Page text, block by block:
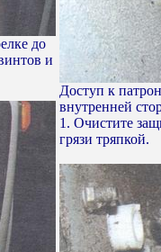
до
и
Доступ к
внутренней
1. Очистите
грязи тряпкой.